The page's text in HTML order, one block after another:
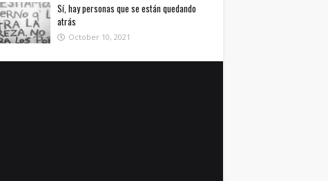
Sí, hay personas que se están quedando
atrás
October 10, 2021